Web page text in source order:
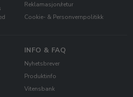
Reklamasjon/retur
Cookie- & Personvernpolitikk
INFO & FAQ
Nyhetsbrever
Produktinfo
Vitensbank